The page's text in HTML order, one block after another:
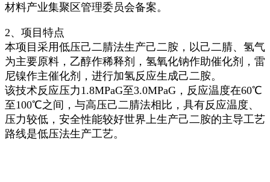
材料产业集聚区管理委员会备案。
2、项目特点
本项目采用低压己二腈法生产己二胺，以己二腈、氢气
为主要原料，乙醇作稀释剂，氢氧化钠作助催化剂，雷
尼镍作主催化剂，进行加氢反应生成己二胺。
该技术反应压力1.8MPaG至3.0MPaG，反应温度在60℃
至100℃之间，与高压己二腈法相比，具有反应温度、
压力较低，安全性能较好世界上生产己二胺的主导工艺
路线是低压法生产工艺。